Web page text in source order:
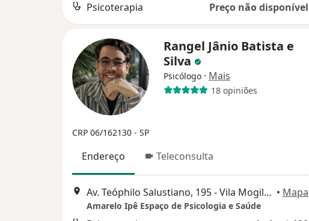
Psicoterapia Preço não disponível
Rangel Jânio Batista e
Silva
Psicólogo · Mais
18 opiniões
CRP 06/162130 - SP
Endereço Teleconsulta
Av. Teóphilo Salustiano, 195 - Vila Mogilar, Mogi das Cruzes • Mapa
Amarelo Ipê Espaço de Psicologia e Saúde